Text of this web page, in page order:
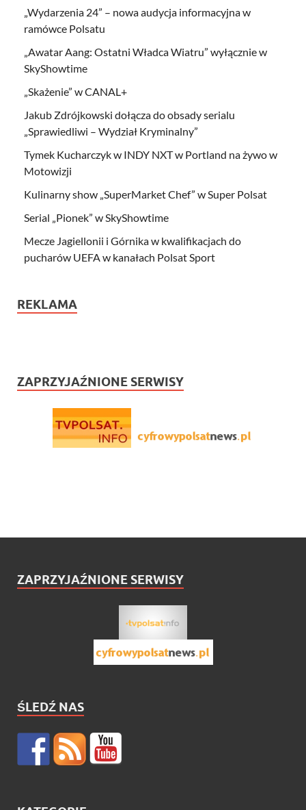
„Wydarzenia 24” – nowa audycja informacyjna w
ramówce Polsatu
„Awatar Aang: Ostatni Władca Wiatru” wyłącznie w
SkyShowtime
„Skażenie” w CANAL+
Jakub Zdrójkowski dołącza do obsady serialu
„Sprawiedliwi – Wydział Kryminalny”
Tymek Kucharczyk w INDY NXT w Portland na żywo w
Motowizji
Kulinarny show „SuperMarket Chef” w Super Polsat
Serial „Pionek” w SkyShowtime
Mecze Jagiellonii i Górnika w kwalifikacjach do
pucharów UEFA w kanałach Polsat Sport
REKLAMA
ZAPRZYJAŹNIONE SERWISY
ZAPRZYJAŹNIONE SERWISY
ŚLEDŹ NAS